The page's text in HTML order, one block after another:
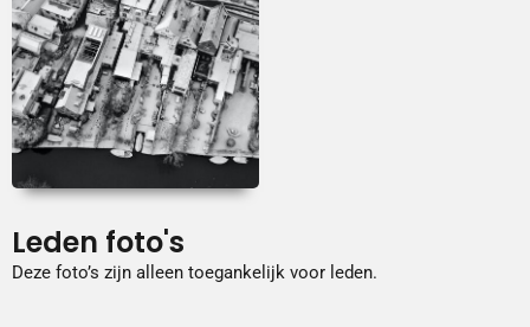
Leden foto's
Deze foto’s zijn alleen toegankelijk voor leden.